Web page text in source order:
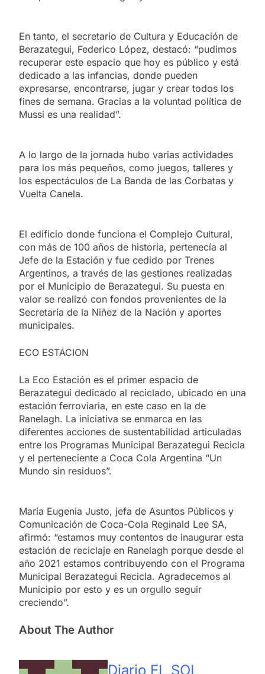
En tanto, el secretario de Cultura y Educación de
Berazategui, Federico López, destacó: “pudimos
recuperar este espacio que hoy es público y está
dedicado a las infancias, donde pueden
expresarse, encontrarse, jugar y crear todos los
fines de semana. Gracias a la voluntad política de
Mussi es una realidad”.
A lo largo de la jornada hubo varias actividades
para los más pequeños, como juegos, talleres y
los espectáculos de La Banda de las Corbatas y
Vuelta Canela.
El edificio donde funciona el Complejo Cultural,
con más de 100 años de historia, pertenecía al
Jefe de la Estación y fue cedido por Trenes
Argentinos, a través de las gestiones realizadas
por el Municipio de Berazategui. Su puesta en
valor se realizó con fondos provenientes de la
Secretaría de la Niñez de la Nación y aportes
municipales.
ECO ESTACION
La Eco Estación es el primer espacio de
Berazategui dedicado al reciclado, ubicado en una
estación ferroviaria, en este caso en la de
Ranelagh. La iniciativa se enmarca en las
diferentes acciones de sustentabilidad articuladas
entre los Programas Municipal Berazategui Recicla
y el perteneciente a Coca Cola Argentina “Un
Mundo sin residuos”.
María Eugenia Justo, jefa de Asuntos Públicos y
Comunicación de Coca-Cola Reginald Lee SA,
afirmó: “estamos muy contentos de inaugurar esta
estación de reciclaje en Ranelagh porque desde el
año 2021 estamos contribuyendo con el Programa
Municipal Berazategui Recicla. Agradecemos al
Municipio por esto y es un orgullo seguir
creciendo”.
About The Author
Diario EL SOL